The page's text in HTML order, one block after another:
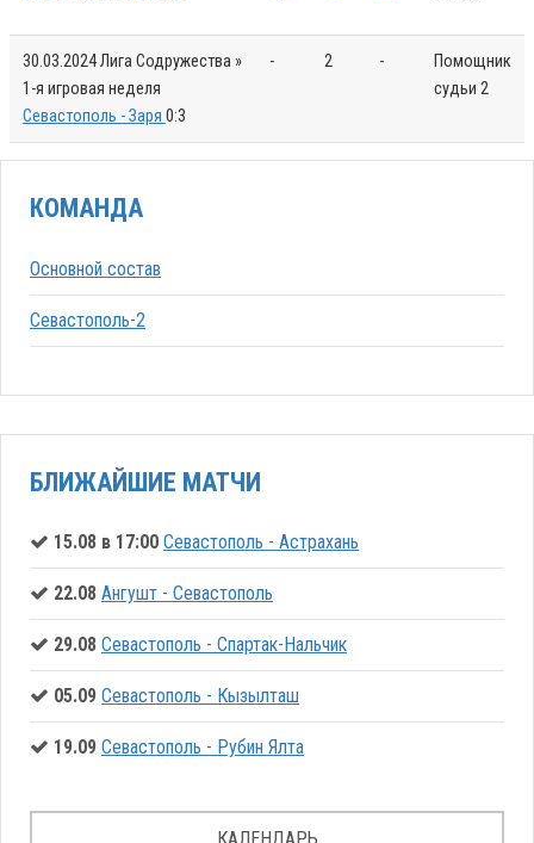
30.03.2024Лига Содружества »
1-я игровая неделя
Севастополь - Заря 0:3
- 2 -
Помощник
судьи 2
КОМАНДА
Основной состав
Севастополь-2
БЛИЖАЙШИЕ МАТЧИ
15.08 в 17:00 Севастополь - Астрахань
22.08 Ангушт - Севастополь
29.08 Севастополь - Спартак-Нальчик
05.09 Севастополь - Кызылташ
19.09 Севастополь - Рубин Ялта